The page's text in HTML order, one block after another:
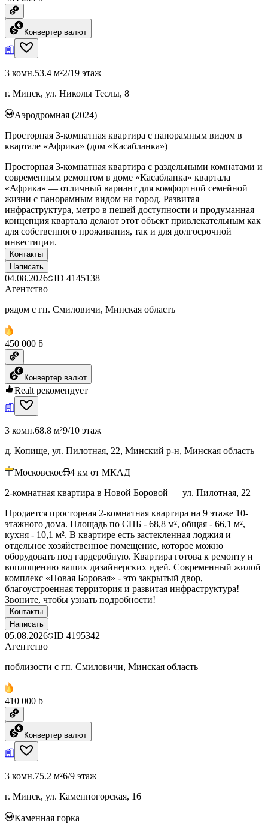
Конвертер валют
3 комн.53.4 м²2/19 этаж
г. Минск, ул. Николы Теслы, 8
Аэродромная (2024)
Просторная 3-комнатная квартира с панорамным видом в
квартале «Африка» (дом «Касабланка»)
Просторная 3-комнатная квартира с раздельными комнатами и
современным ремонтом в доме «Касабланка» квартала
«Африка» — отличный вариант для комфортной семейной
жизни с панорамным видом на город. Развитая
инфраструктура, метро в пешей доступности и продуманная
концепция квартала делают этот объект привлекательным как
для собственного проживания, так и для долгосрочной
инвестиции.
Контакты
Написать
04.08.2026 ID 4145138
Агентство
рядом с гп. Смиловичи, Минская область
450 000 ƃ
Конвертер валют
Realt рекомендует
3 комн.68.8 м²9/10 этаж
д. Копище, ул. Пилотная, 22, Минский р-н, Минская область
Московское 4 км от МКАД
2-комнатная квартира в Новой Боровой — ул. Пилотная, 22
Продается просторная 2-комнатная квартира на 9 этаже 10-
этажного дома. Площадь по СНБ - 68,8 м², общая - 66,1 м²,
кухня - 10,1 м². В квартире есть застекленная лоджия и
отдельное хозяйственное помещение, которое можно
оборудовать под гардеробную. Квартира готова к ремонту и
воплощению ваших дизайнерских идей. Современный жилой
комплекс «Новая Боровая» - это закрытый двор,
благоустроенная территория и развитая инфраструктура!
Звоните, чтобы узнать подробности!
Контакты
Написать
05.08.2026 ID 4195342
Агентство
поблизости с гп. Смиловичи, Минская область
410 000 ƃ
Конвертер валют
3 комн.75.2 м²6/9 этаж
г. Минск, ул. Каменногорская, 16
Каменная горка